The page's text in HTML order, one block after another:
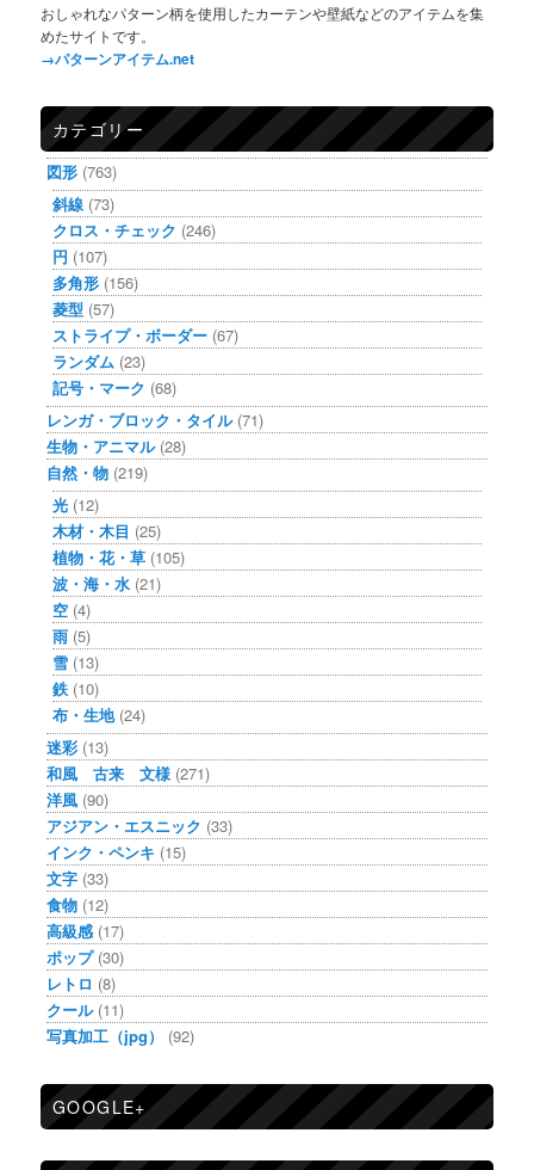
おしゃれなパターン柄を使用したカーテンや壁紙などのアイテムを集
めたサイトです。
→パターンアイテム.net
カテゴリー
図形 (763)
斜線 (73)
クロス・チェック (246)
円 (107)
多角形 (156)
菱型 (57)
ストライプ・ボーダー (67)
ランダム (23)
記号・マーク (68)
レンガ・ブロック・タイル(71)
生物・アニマル(28)
自然・物 (219)
光 (12)
木材・木目 (25)
植物・花・草 (105)
波・海・水 (21)
空 (4)
雨 (5)
雪 (13)
鉄 (10)
布・生地(24)
迷彩 (13)
和風 古来 文様 (271)
洋風 (90)
アジアン・エスニック (33)
インク・ペンキ (15)
文字 (33)
食物 (12)
高級感 (17)
ポップ(30)
レトロ (8)
クール(11)
写真加工（jpg）
(92)
GOOGLE+